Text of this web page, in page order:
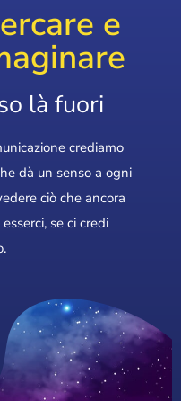
e
là fuori
crediamo
dà un senso a ogni
ciò che ancora
se ci credi